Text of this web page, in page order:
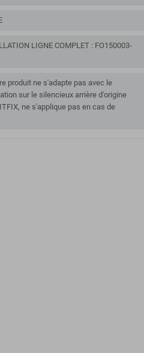
LIGNE COMPLET : FO150003-
produit ne s'adapte pas avec le
sur le silencieux arrière d'origine
ne s'applique pas en cas de